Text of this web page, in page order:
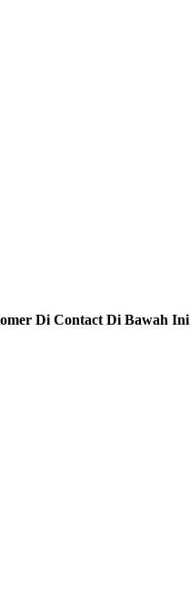
Di Contact Di Bawah Ini